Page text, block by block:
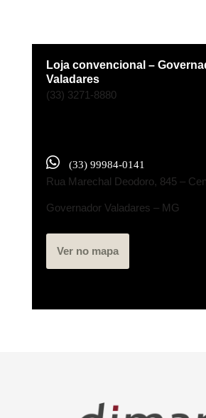
Loja convencional –
Valadares
(33) 3271-8880
(33) 99984-0141
Rua Marechal Deodoro, 845 –
Governador Valadares – MG
Ver no mapa